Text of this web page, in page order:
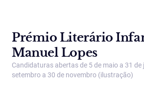
Prémio Literário
Manuel Lopes
Candidaturas abertas de 5 de maio a 31 de
setembro a 30 de novembro (ilustração)